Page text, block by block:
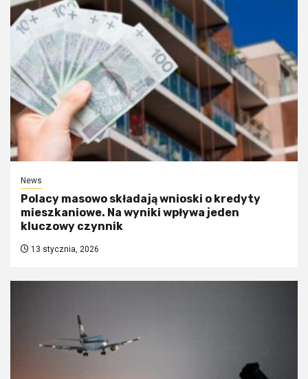
News
Polacy masowo składają wnioski o kredyty
mieszkaniowe. Na wyniki wpływa jeden
kluczowy czynnik
13 stycznia, 2026